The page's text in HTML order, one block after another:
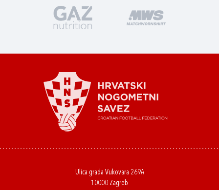
Ulica grada Vukovara 269A
10000 Zagreb